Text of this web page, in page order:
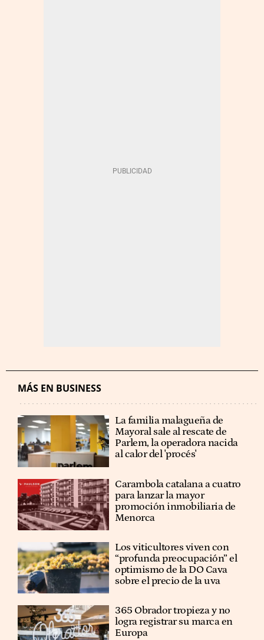
MÁS EN BUSINESS
La familia malagueña de
Mayoral sale al rescate de
Parlem, la operadora nacida
al calor del 'procés'
Carambola catalana a cuatro
para lanzar la mayor
promoción inmobiliaria de
Menorca
Los viticultores viven con
“profunda preocupación” el
optimismo de la DO Cava
sobre el precio de la uva
365 Obrador tropieza y no
logra registrar su marca en
Europa